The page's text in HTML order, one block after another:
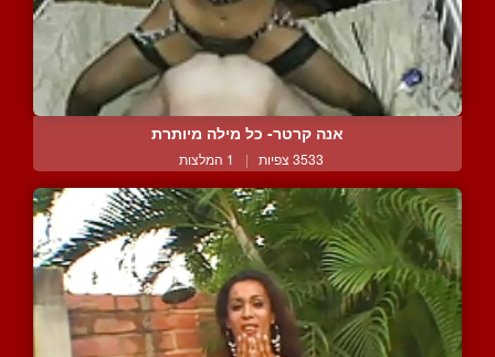
אנה קרטר- כל מילה מיותרת
3533 צפיות | 1 המלצות